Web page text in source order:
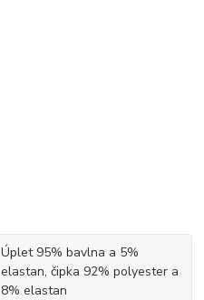
Úplet 95% bavlna a 5%
elastan, čipka 92% polyester a
8% elastan